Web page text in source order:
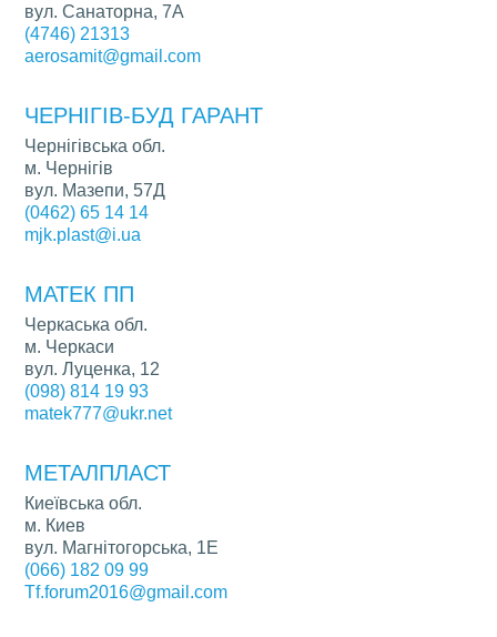
вул. Санаторна, 7А
(4746) 21313
aerosamit@gmail.com
ЧЕРНІГІВ-БУД ГАРАНТ
Чернігівська обл.
м. Чернігів
вул. Мазепи, 57Д
(0462) 65 14 14
mjk.plast@i.ua
МАТЕК ПП
Черкаська обл.
м. Черкаси
вул. Луценка, 12
(098) 814 19 93
matek777@ukr.net
МЕТАЛПЛАСТ
Киеївська обл.
м. Киев
вул. Магнітогорська, 1Е
(066) 182 09 99
Tf.forum2016@gmail.com